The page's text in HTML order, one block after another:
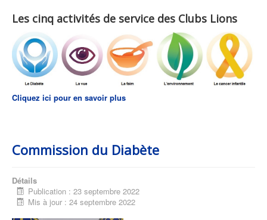
Les cinq activités de service des Clubs Lions
Cliquez ici pour en savoir plus
Commission du Diabète
Détails
Publication : 23 septembre 2022
Mis à jour : 24 septembre 2022